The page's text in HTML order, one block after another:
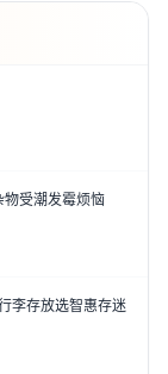
受潮发霉烦恼
李存放选智惠存迷